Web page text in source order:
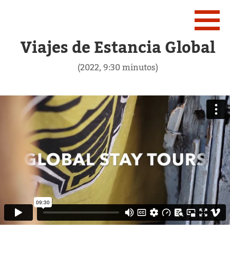
Viajes de Estancia Global
(2022, 9:30 minutos)